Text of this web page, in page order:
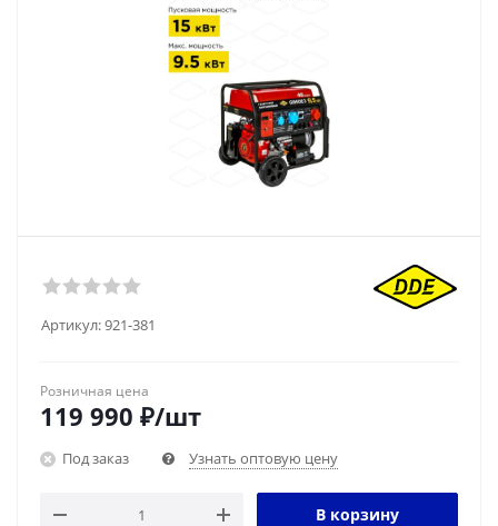
Артикул:921-381
Розничная цена
119 990 ₽/шт
Под заказ Узнать оптовую цену
В корзину